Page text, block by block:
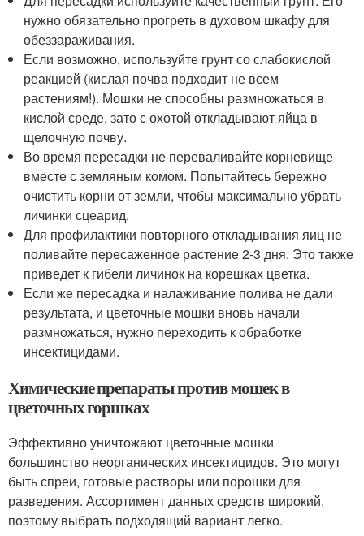
нужно обязательно прогреть в духовом шкафу для
обеззараживания.
Если возможно, используйте грунт со слабокислой
реакцией (кислая почва подходит не всем
растениям!). Мошки не способны размножаться в
кислой среде, зато с охотой откладывают яйца в
щелочную почву.
Во время пересадки не переваливайте корневище
вместе с земляным комом. Попытайтесь бережно
очистить корни от земли, чтобы максимально убрать
личинки сцеарид.
Для профилактики повторного откладывания яиц не
поливайте пересаженное растение 2-3 дня. Это также
приведет к гибели личинок на корешках цветка.
Если же пересадка и налаживание полива не дали
результата, и цветочные мошки вновь начали
размножаться, нужно переходить к обработке
инсектицидами.
Химические препараты против мошек в
цветочных горшках
Эффективно уничтожают цветочные мошки
большинство неорганических инсектицидов. Это могут
быть спреи, готовые растворы или порошки для
разведения. Ассортимент данных средств широкий,
поэтому выбрать подходящий вариант легко.